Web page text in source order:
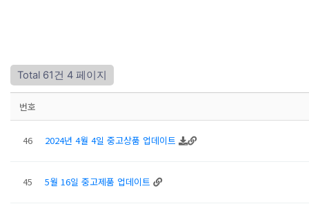
Total 61건 4 페이지
번호
46 2024년 4월 4일 중고상품 업데이트
45 5월 16일 중고제품 업데이트